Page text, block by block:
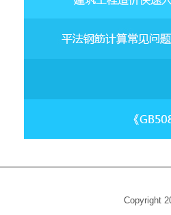
Copyright